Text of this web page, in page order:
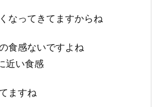
なってきてますからね
食感ないですよね
近い食感
ますね